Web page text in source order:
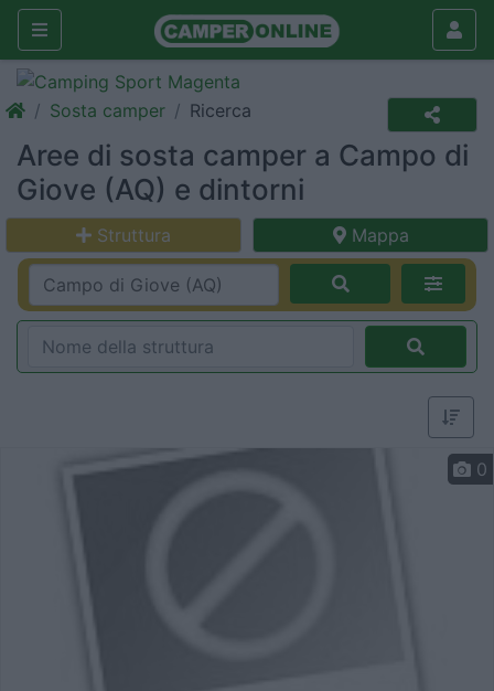
Sosta camper Ricerca
Aree di sosta camper a Campo di
Giove (AQ) e dintorni
Struttura Mappa
0